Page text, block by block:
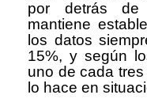
por detrás de
mantiene
los datos
15%, y según
uno de cada
lo hace en